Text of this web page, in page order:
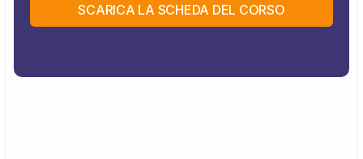
SCARICA LA SCHEDA DEL CORSO